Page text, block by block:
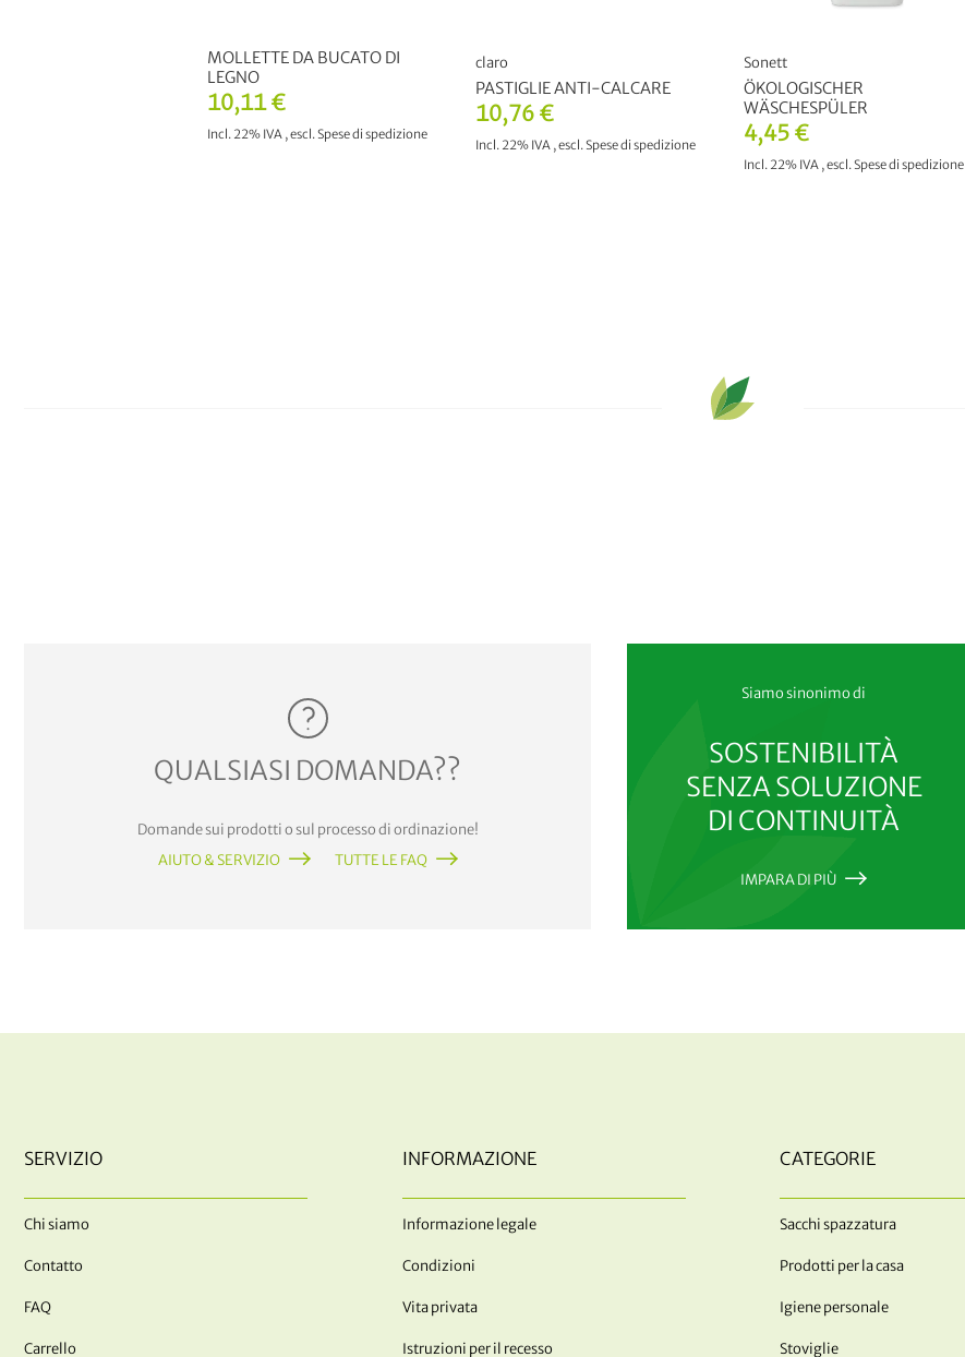
10,11 €
Incl. 22% IVA ,escl.Spese di spedizione
MOLLETTE DA BUCATO DI
LEGNO
10,76 €
Incl. 22% IVA ,escl.Spese di spedizione
claro
PASTIGLIE ANTI-CALCARE
4,45 €
Incl. 22% IVA ,escl.Spese di spedizione
Sonett
ÖKOLOGISCHER
WÄSCHESPÜLER
QUALSIASI DOMANDA??
Domande sui prodotti o sul processo di ordinazione!
AIUTO & SERVIZIO
TUTTE LE FAQ
Siamo sinonimo di
SOSTENIBILITÀ
SENZA SOLUZIONE
DI CONTINUITÀ
IMPARA DI PIÙ
SERVIZIO
Chi siamo
Contatto
FAQ
Carrello
INFORMAZIONE
Informazione legale
Condizioni
Vita privata
Istruzioni per il recesso
CATEGORIE
Sacchi spazzatura
Prodotti per la casa
Igiene personale
Stoviglie